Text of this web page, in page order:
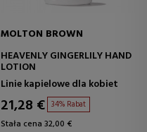
MOLTON BROWN
HEAVENLY GINGERLILY HAND
LOTION
Linie kapielowe dla kobiet
21,28 € 34% Rabat
Stała cena 32,00 €